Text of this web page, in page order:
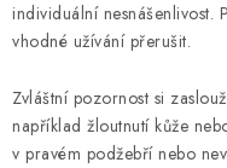
individuální nesnášenlivost.
vhodné užívání přerušit.
Zvláštní pozornost si
například žloutnutí kůže
v pravém podžebří nebo